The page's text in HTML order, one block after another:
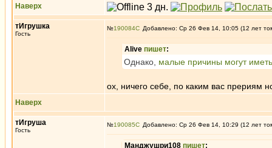
Наверх
тИгрушка
Гость
№190084 Добавлено: Ср 26 Фев 14, 10:05 (12 лет
Alive пишет:
Однако, малые причины могут
ох, ничего себе, по каким вас прериям
Наверх
тИгруша
Гость
№190085 Добавлено: Ср 26 Фев 14, 10:29 (12 лет
Манджушри108 пишет: